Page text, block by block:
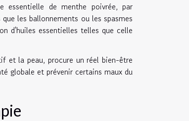
essentielle de menthe poivrée, par
les ballonnements ou les spasmes
d'huiles essentielles telles que celle
et la peau, procure un réel bien-être
globale et prévenir certains maux du